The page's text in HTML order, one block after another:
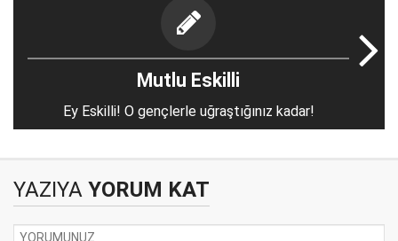
Mutlu Eskilli
Ey Eskilli! O gençlerle uğraştığınız kadar!
YAZIYA YORUM KAT